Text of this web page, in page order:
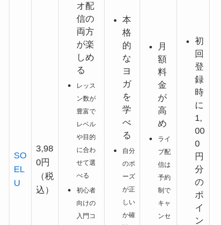
SO
EL
U
3,98
0円
（税
込）
オ配
信の
両方
が楽
しめ
る
レッス
ン数が
豊富で
レベル
や目的
に合わ
せて選
べる
初心者
向けの
入門コ
本
格
的
な
ヨ
ガ
を
学
べ
る
自分
のポ
ーズ
が正
しい
か確
月
額
料
金
が
高
め
ライ
ブ配
信は
予約
制で
キャ
ンセ
初
回
登
録
時
に
1,
00
0
円
分
の
ポ
イ
ン